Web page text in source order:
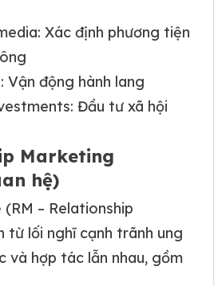
Xác định phương tiện
Vận động hành lang
Đầu tư xã hội
Marketing
hệ)
– Relationship
từ lối nghĩ cạnh trãnh ung
và hợp tác lẫn nhau, gồm